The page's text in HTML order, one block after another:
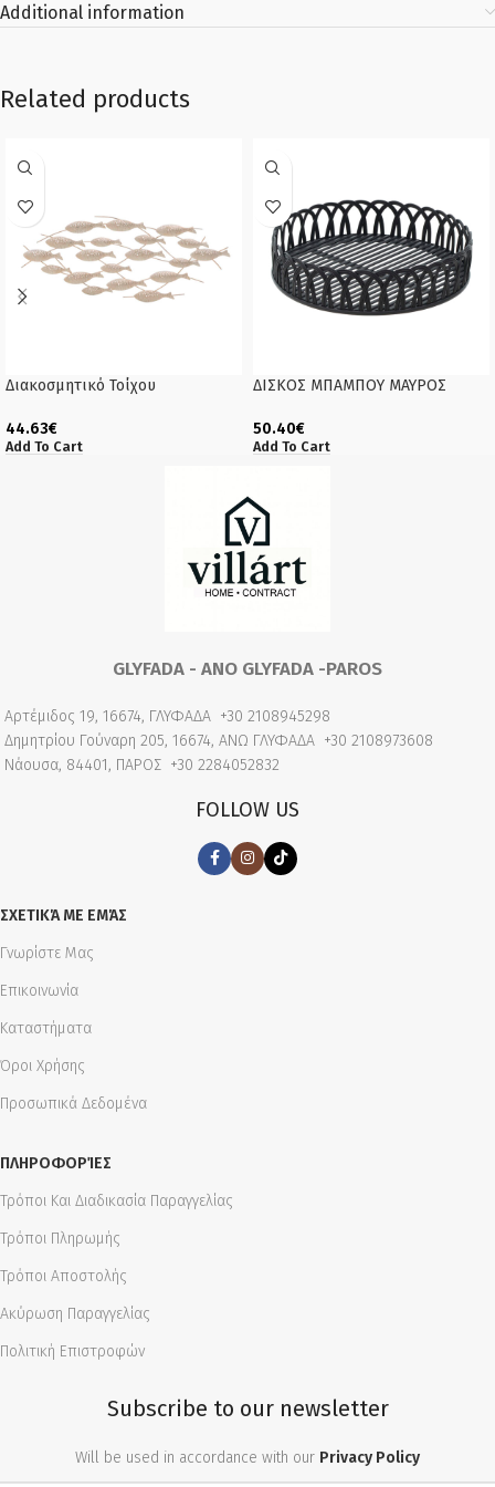
Additional information
Related products
Διακοσμητικό Τοίχου
44.63€
Add To Cart
ΔΙΣΚΟΣ ΜΠΑΜΠΟΥ ΜΑΥΡΟΣ
50.40€
Add To Cart
GLYFADA - ANO GLYFADA -PAROS
Αρτέμιδος 19, 16674, ΓΛΥΦΑΔΑ +30 2108945298
Δημητρίου Γούναρη 205, 16674, ΑΝΩ ΓΛΥΦΑΔΑ +30 2108973608
Νάουσα, 84401, ΠΑΡΟΣ +30 2284052832
FOLLOW US
ΣΧΕΤΙΚΆ ΜΕ ΕΜΆΣ
Γνωρίστε Μας
Επικοινωνία
Καταστήματα
Όροι Χρήσης
Προσωπικά Δεδομένα
ΠΛΗΡΟΦΟΡΊΕΣ
Τρόποι Και Διαδικασία Παραγγελίας
Τρόποι Πληρωμής
Τρόποι Αποστολής
Ακύρωση Παραγγελίας
Πολιτική Επιστροφών
Subscribe to our newsletter
Will be used in accordance with our Privacy Policy